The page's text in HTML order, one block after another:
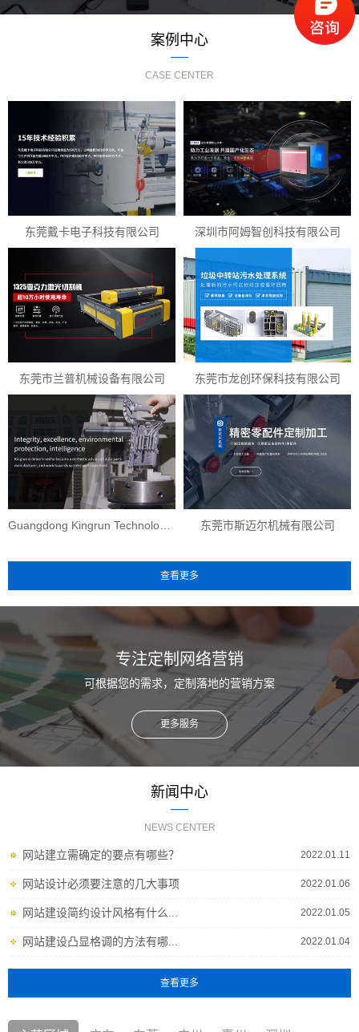
案例中心
CASE CENTER
东莞戴卡电子科技有限公司 深圳市阿姆智创科技有限公司
东莞市兰普机械设备有限公司 东莞市龙创环保科技有限公司
东莞市斯迈尔机械有限公司
查看更多
专注定制网络营销
可根据您的需求，定制落地的营销方案
更多服务
新闻中心
NEWS CENTER
网站建立需确定的要点有哪些？ 2022.01.11
网站设计必须要注意的几大事项 2022.01.06
网站建设简约设计风格有什么... 2022.01.05
网站建设凸显格调的方法有哪... 2022.01.04
查看更多